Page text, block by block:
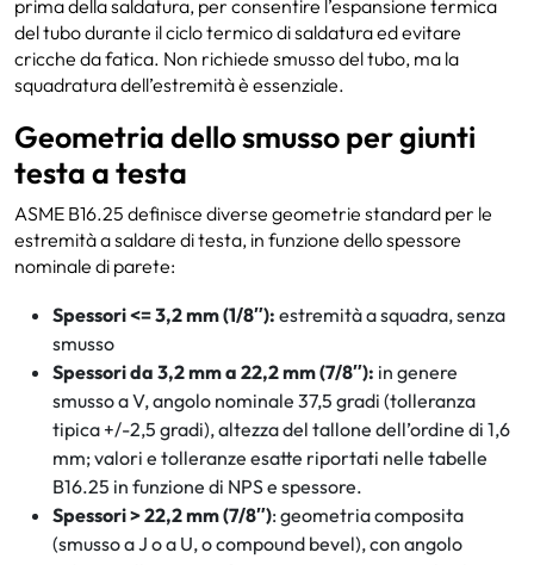
prima della saldatura, per consentire l’espansione termica
del tubo durante il ciclo termico di saldatura ed evitare
cricche da fatica. Non richiede smusso del tubo, ma la
squadratura dell’estremità è essenziale.
Geometria dello smusso per giunti
testa a testa
ASME B16.25 definisce diverse geometrie standard per le
estremità a saldare di testa, in funzione dello spessore
nominale di parete:
Spessori <= 3,2 mm (1/8″): estremità a squadra, senza
smusso
Spessori da 3,2 mm a 22,2 mm (7/8″): in genere
smusso a V, angolo nominale 37,5 gradi (tolleranza
tipica +/-2,5 gradi), altezza del tallone dell’ordine di 1,6
mm; valori e tolleranze esatte riportati nelle tabelle
B16.25 in funzione di NPS e spessore.
Spessori > 22,2 mm (7/8″): geometria composita
(smusso a J o a U, o compound bevel), con angolo